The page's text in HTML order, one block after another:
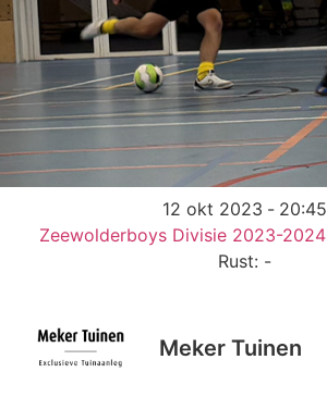
12 okt 2023 - 20:45
Zeewolderboys Divisie 2023-2024
Rust: -
Meker Tuinen